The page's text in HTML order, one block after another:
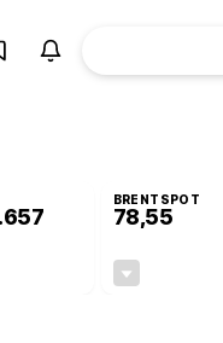
BRENTSPOT
78,55